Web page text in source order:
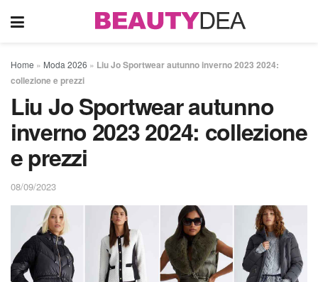
Home » Moda 2026 » Liu Jo Sportwear autunno inverno 2023 2024:
collezione e prezzi
Liu Jo Sportwear autunno
inverno 2023 2024: collezione
e prezzi
08/09/2023